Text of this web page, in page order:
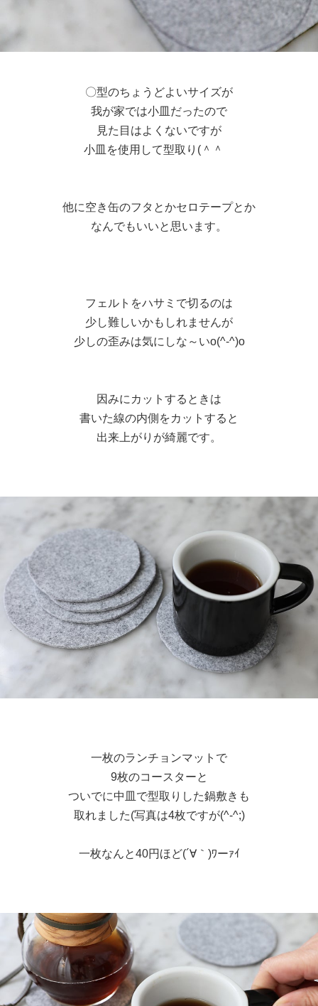
〇型のちょうどよいサイズが
我が家では小皿だったので
見た目はよくないですが
小皿を使用して型取り(＾＾ゞ
他に空き缶のフタとかセロテープとか
なんでもいいと思います。
フェルトをハサミで切るのは
少し難しいかもしれませんが
少しの歪みは気にしな～いo(^-^)o
因みにカットするときは
書いた線の内側をカットすると
出来上がりが綺麗です。
一枚のランチョンマットで
9枚のコースターと
ついでに中皿で型取りした鍋敷きも
取れました(写真は4枚ですが(^-^;)
一枚なんと40円ほど(´∀｀)ﾜーｧｲ